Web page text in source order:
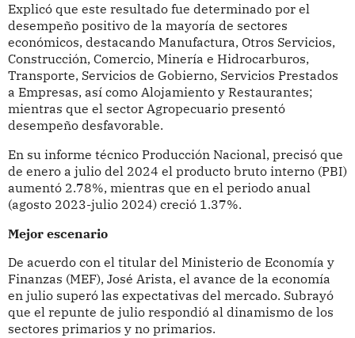
Explicó que este resultado fue determinado por el
desempeño positivo de la mayoría de sectores
económicos, destacando Manufactura, Otros Servicios,
Construcción, Comercio, Minería e Hidrocarburos,
Transporte, Servicios de Gobierno, Servicios Prestados
a Empresas, así como Alojamiento y Restaurantes;
mientras que el sector Agropecuario presentó
desempeño desfavorable.
En su informe técnico Producción Nacional, precisó que
de enero a julio del 2024 el producto bruto interno (PBI)
aumentó 2.78%, mientras que en el periodo anual
(agosto 2023-julio 2024) creció 1.37%.
Mejor escenario
De acuerdo con el titular del Ministerio de Economía y
Finanzas (MEF), José Arista, el avance de la economía
en julio superó las expectativas del mercado. Subrayó
que el repunte de julio respondió al dinamismo de los
sectores primarios y no primarios.